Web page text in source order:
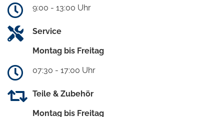
9:00 - 13:00 Uhr
Service
Montag bis Freitag
07:30 - 17:00 Uhr
Teile & Zubehör
Montag bis Freitag